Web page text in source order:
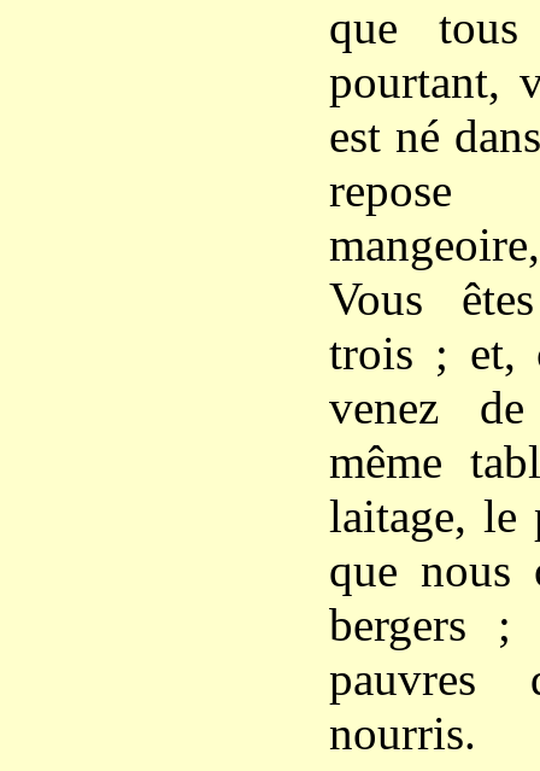
que
pourtant,
est né
Vous
trois ; et,
venez
même
laitage, le
que nous
bergers
nourris.